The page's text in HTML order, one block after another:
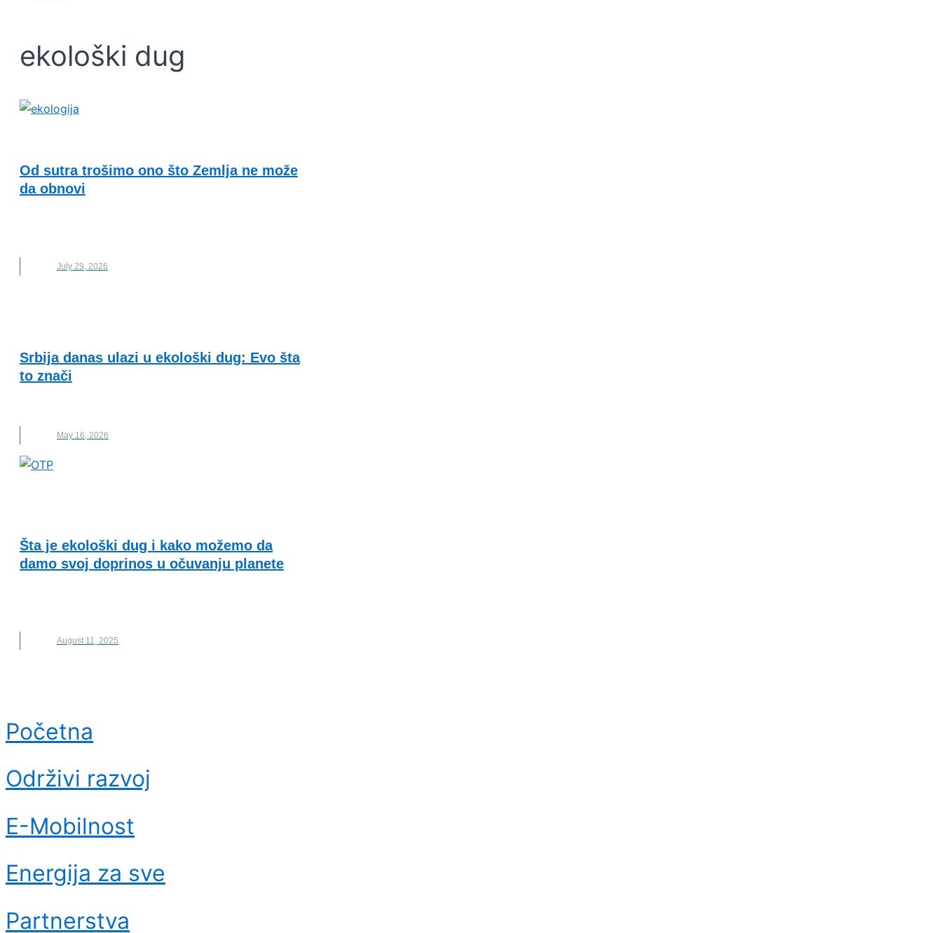
ekološki dug
Od sutra trošimo ono što Zemlja ne može
da obnovi
July 29, 2026
Srbija danas ulazi u ekološki dug: Evo šta
to znači
May 16, 2026
Šta je ekološki dug i kako možemo da
damo svoj doprinos u očuvanju planete
August 11, 2025
Početna
Održivi razvoj
E-Mobilnost
Energija za sve
Partnerstva